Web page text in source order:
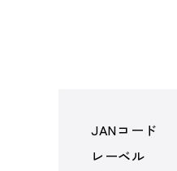
JANコード
レーベル